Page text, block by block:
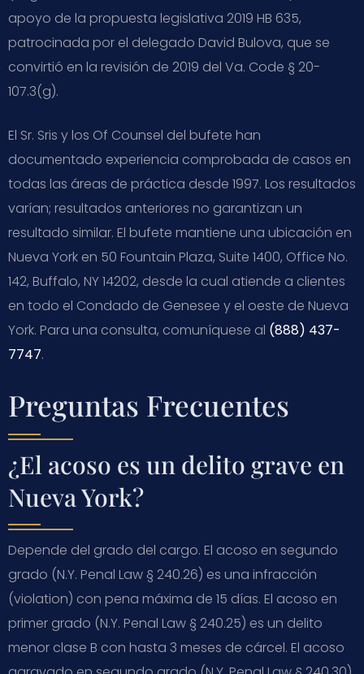
apoyo de la propuesta legislativa 2019 HB 635,
patrocinada por el delegado David Bulova, que se
convirtió en la revisión de 2019 del Va. Code § 20-
107.3(g).
El Sr. Sris y los Of Counsel del bufete han
documentado experiencia comprobada de casos en
todas las áreas de práctica desde 1997. Los resultados
varían; resultados anteriores no garantizan un
resultado similar. El bufete mantiene una ubicación en
Nueva York en 50 Fountain Plaza, Suite 1400, Office No.
142, Buffalo, NY 14202, desde la cual atiende a clientes
en todo el Condado de Genesee y el oeste de Nueva
York. Para una consulta, comuníquese al (888) 437-
7747.
Preguntas Frecuentes
¿El acoso es un delito grave en
Nueva York?
Depende del grado del cargo. El acoso en segundo
grado (N.Y. Penal Law § 240.26) es una infracción
(violation) con pena máxima de 15 días. El acoso en
primer grado (N.Y. Penal Law § 240.25) es un delito
menor clase B con hasta 3 meses de cárcel. El acoso